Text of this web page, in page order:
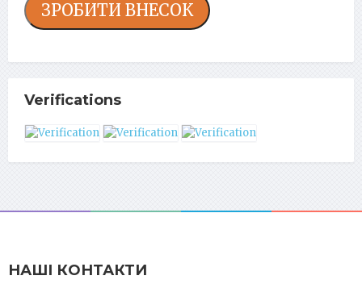
ЗРОБИТИ ВНЕСОК
Verifications
НАШІ КОНТАКТИ